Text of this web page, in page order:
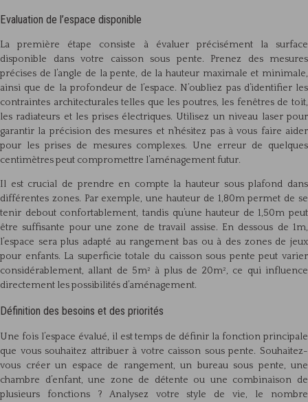
Evaluation de l’espace disponible
La première étape consiste à évaluer précisément la surface
disponible dans votre caisson sous pente. Prenez des mesures
précises de l’angle de la pente, de la hauteur maximale et minimale,
ainsi que de la profondeur de l’espace. N’oubliez pas d’identifier les
contraintes architecturales telles que les poutres, les fenêtres de toit,
les radiateurs et les prises électriques. Utilisez un niveau laser pour
garantir la précision des mesures et n’hésitez pas à vous faire aider
pour les prises de mesures complexes. Une erreur de quelques
centimètres peut compromettre l’aménagement futur.
Il est crucial de prendre en compte la hauteur sous plafond dans
différentes zones. Par exemple, une hauteur de 1,80m permet de se
tenir debout confortablement, tandis qu’une hauteur de 1,50m peut
être suffisante pour une zone de travail assise. En dessous de 1m,
l’espace sera plus adapté au rangement bas ou à des zones de jeux
pour enfants. La superficie totale du caisson sous pente peut varier
considérablement, allant de 5m² à plus de 20m², ce qui influence
directement les possibilités d’aménagement.
Définition des besoins et des priorités
Une fois l’espace évalué, il est temps de définir la fonction principale
que vous souhaitez attribuer à votre caisson sous pente. Souhaitez-
vous créer un espace de rangement, un bureau sous pente, une
chambre d’enfant, une zone de détente ou une combinaison de
plusieurs fonctions ? Analysez votre style de vie, le nombre